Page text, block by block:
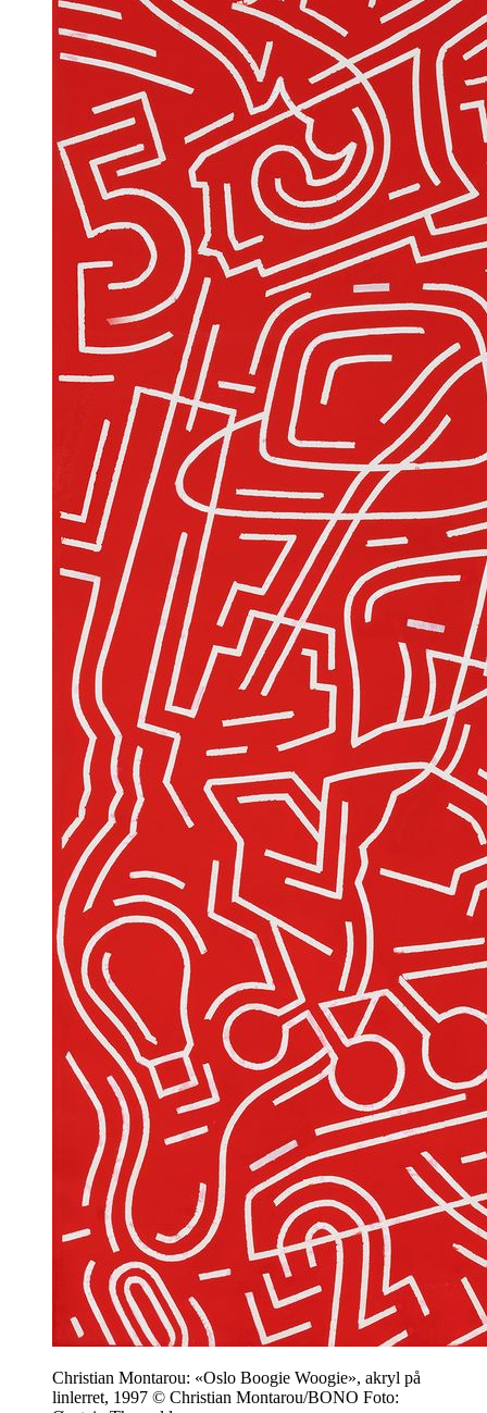
Christian Montarou: «Oslo Boogie Woogie», akryl på
linlerret, 1997 © Christian Montarou/BONO Foto: